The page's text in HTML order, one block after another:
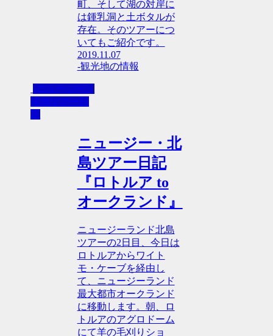
町、そして湖の対岸に
は鍾乳洞と土ボタルが
存在。そのツアーにつ
いてもご紹介です。
2019.11.07
-観光地の情報
-ニュージー・
現地ツアー日
記
ニュージー・北
島ツアー日記
『ロトルア to
オークランド』
ニュージーランド北島
ツアーの2日目、今日は
ロトルアからワイト
モ・ケーブを経由し
て、ニュージーランド
最大都市オークランド
に移動します。朝、ロ
トルアのアグロドーム
にて羊の毛刈りショ